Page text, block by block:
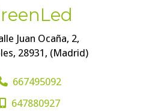
Juan Ocaña, 2,
, 28931 , (Madrid)
667495092
647880927